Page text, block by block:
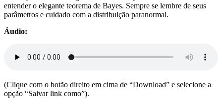
entender o elegante teorema de Bayes. Sempre se lembre de seus
parâmetros e cuidado com a distribuição paranormal.
Áudio:
(Clique com o botão direito em cima de “Download” e selecione a
opção “Salvar link como”).